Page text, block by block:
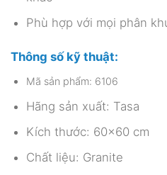
Phù hợp với mọi phân
Thông số kỹ thuật:
Mã sản phẩm: 6106
Hãng sản xuất: Tasa
Kích thước: 60×60 cm
Chất liệu: Granite